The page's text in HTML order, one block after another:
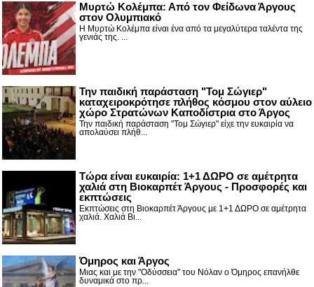
Μυρτώ Κολέμπα: Από τον Φείδωνα Άργους
στον Ολυμπιακό
Η Μυρτώ Κολέμπα είναι ένα από τα μεγαλύτερα ταλέντα της
γενιάς της. ...
Την παιδική παράσταση "Τομ Σώγιερ"
καταχειροκρότησε πλήθος κόσμου στον αύλειο
χώρο Στρατώνων Καποδίστρια στο Άργος
Την παιδική παράσταση "Τομ Σώγιερ" είχε την ευκαιρία να
απολαύσει πλήθ...
Τώρα είναι ευκαιρία: 1+1 ΔΩΡΟ σε αμέτρητα
χαλιά στη Βιοκαρπέτ Άργους - Προσφορές και
εκπτώσεις
Εκπτώσεις στη Βιοκαρπέτ Άργους με 1+1 ΔΩΡΟ σε αμέτρητα
χαλιά. Χαλιά Βι...
Όμηρος και Άργος
Μιας και με την "Οδύσσεια" του Νόλαν ο Όμηρος επανήλθε
δυναμικά στο πρ...